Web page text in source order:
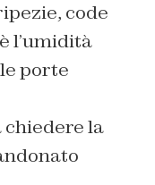
code
l’umidità
porte
chiedere la